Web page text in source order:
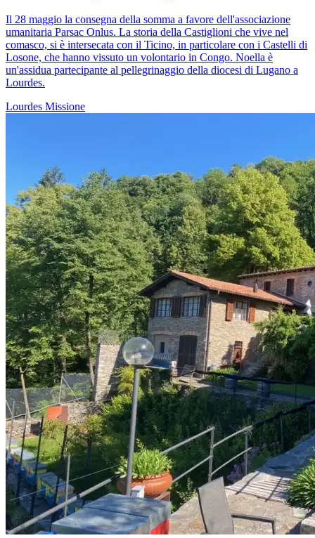
Il 28 maggio la consegna della somma a favore dell'associazione
umanitaria Parsac Onlus. La storia della Castiglioni che vive nel
comasco, si è intersecata con il Ticino, in particolare con i Castelli di
Losone, che hanno vissuto un volontario in Congo. Noella è
un'assidua partecipante al pellegrinaggio della diocesi di Lugano a
Lourdes.
Lourdes Missione